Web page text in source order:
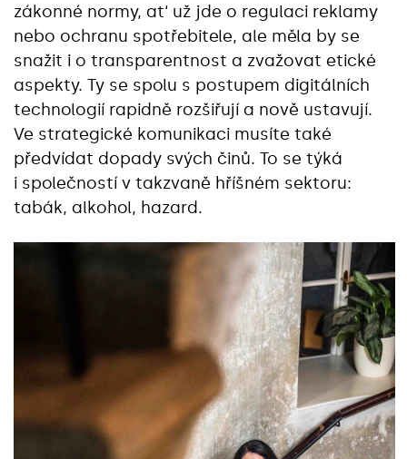
zákonné normy, at‘ už jde o regulaci reklamy
nebo ochranu spotřebitele, ale měla by se
snažit i o transparentnost a zvažovat etické
aspekty. Ty se spolu s postupem digitálních
technologií rapidně rozšiřují a nově ustavují.
Ve strategické komunikaci musíte také
předvídat dopady svých činů. To se týká
i společností v takzvaně hříšném sektoru:
tabák, alkohol, hazard.